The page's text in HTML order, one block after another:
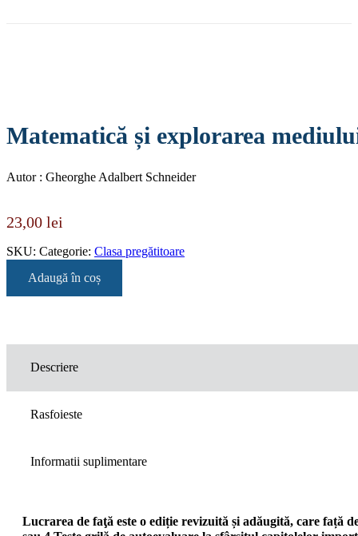
Matematică și explorarea
Autor : Gheorghe Adalbert Schneider
23,00 lei
SKU: Categorie: Clasa pregătitoare
Adaugă în coș
Descriere
Rasfoieste
Informatii suplimentare
Lucrarea de faţă este o ediție revizuită și adăugită, care față